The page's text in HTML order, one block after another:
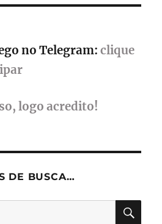
no Telegram: clique
logo acredito!
DE BUSCA…